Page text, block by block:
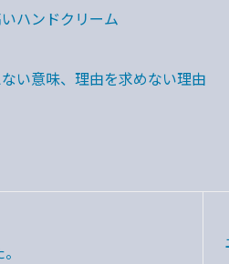
ハンドクリーム
い意味、理由を求めない理由